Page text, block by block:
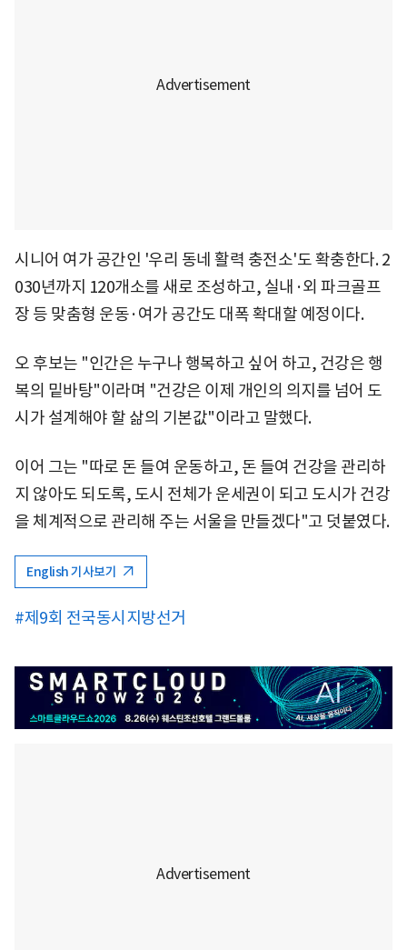
시니어 여가 공간인 '우리 동네 활력 충전소'도 확충한다. 2
030년까지 120개소를 새로 조성하고, 실내·외 파크골프
장 등 맞춤형 운동·여가 공간도 대폭 확대할 예정이다.
오 후보는 "인간은 누구나 행복하고 싶어 하고, 건강은 행
복의 밑바탕"이라며 "건강은 이제 개인의 의지를 넘어 도
시가 설계해야 할 삶의 기본값"이라고 말했다.
이어 그는 "따로 돈 들여 운동하고, 돈 들여 건강을 관리하
지 않아도 되도록, 도시 전체가 운세권이 되고 도시가 건강
을 체계적으로 관리해 주는 서울을 만들겠다"고 덧붙였다.
English 기사보기
#제9회 전국동시지방선거